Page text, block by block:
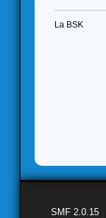
La BSK
SMF 2.0.15